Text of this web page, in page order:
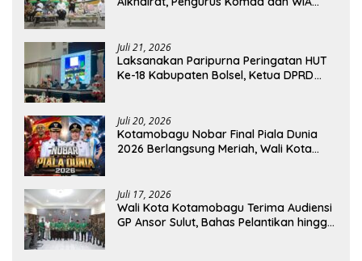
Juli 21, 2026
Laksanakan Paripurna Peringatan HUT
Ke-18 Kabupaten Bolsel, Ketua DPRD
Juli 20, 2026
Kotamobagu Nobar Final Piala Dunia
2026 Berlangsung Meriah, Wali Kota
Juli 17, 2026
Wali Kota Kotamobagu Terima Audiensi
GP Ansor Sulut, Bahas Pelantikan hingga